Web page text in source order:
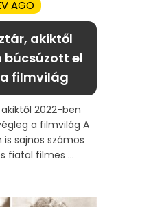
AGO
akiktől
búcsúzott el
filmvilág
2022-ben
a filmvilág A
sajnos számos
fiatal filmes ...